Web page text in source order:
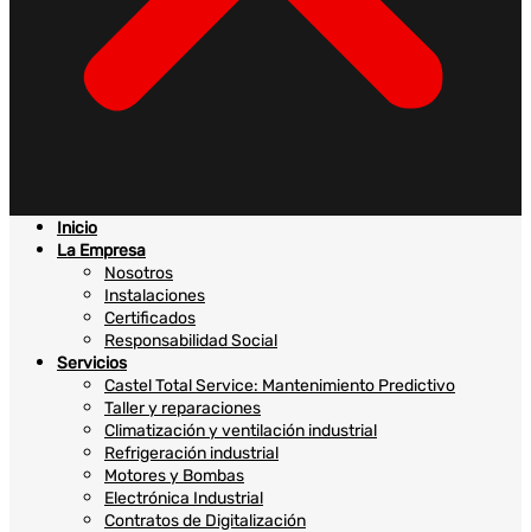
Inicio
La Empresa
Nosotros
Instalaciones
Certificados
Responsabilidad Social
Servicios
Castel Total Service: Mantenimiento Predictivo
Taller y reparaciones
Climatización y ventilación industrial
Refrigeración industrial
Motores y Bombas
Electrónica Industrial
Contratos de Digitalización